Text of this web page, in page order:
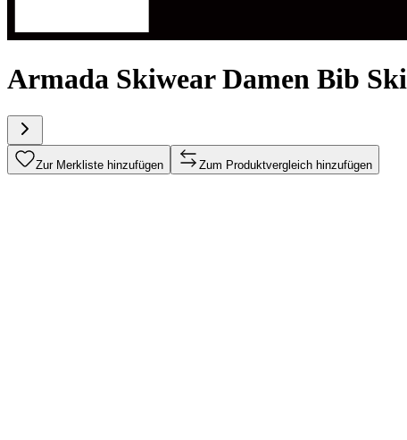
Armada Skiwear Damen Bib
Zur Merkliste hinzufügen Zum Produktvergleich hinzufügen